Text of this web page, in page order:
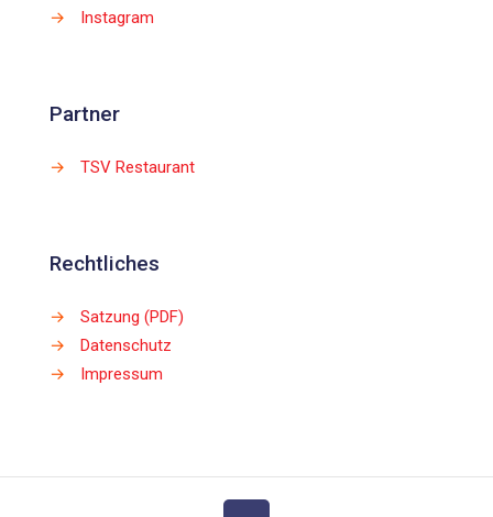
→
Instagram
Partner
→ TSV Restaurant
Rechtliches
→
Satzung (PDF)
→
Datenschutz
→
Impressum